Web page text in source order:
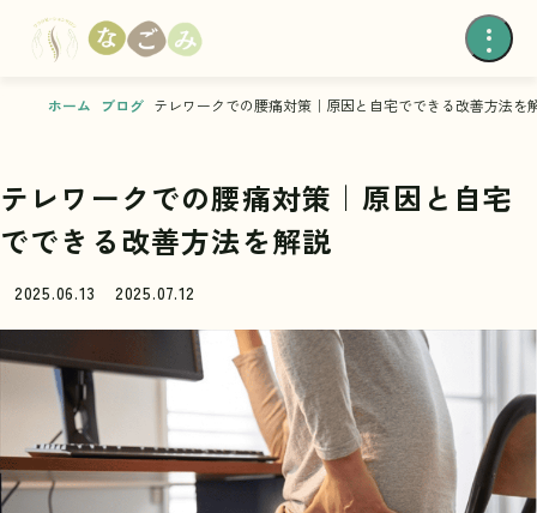
ホーム ブログ テレワークでの腰痛対策｜原因と自宅でできる改善方法を
テレワークでの腰痛対策｜原因と自宅
でできる改善方法を解説
2025.06.13 2025.07.12